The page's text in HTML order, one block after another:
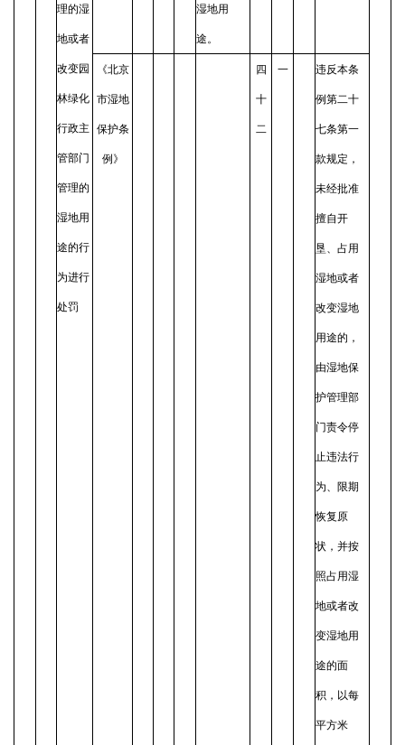
理的湿
地或者
改变园
林绿化
行政主
管部门
管理的
湿地用
途的行
为进行
处罚
湿地用
途。
《北京
市湿地
保护条
例》
四
十
二
一 违反本条
例第二十
七条第一
款规定，
未经批准
擅自开
垦、占用
湿地或者
改变湿地
用途的，
由湿地保
护管理部
门责令停
止违法行
为、限期
恢复原
状，并按
照占用湿
地或者改
变湿地用
途的面
积，以每
平方米